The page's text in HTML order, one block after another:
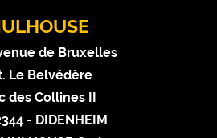
de Bruxelles
Le Belvédère
des Collines II
- DIDENHEIM